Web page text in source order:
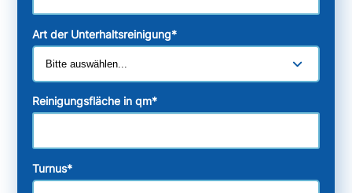
Art der Unterhaltsreinigung*
Reinigungsfläche in qm*
Turnus*